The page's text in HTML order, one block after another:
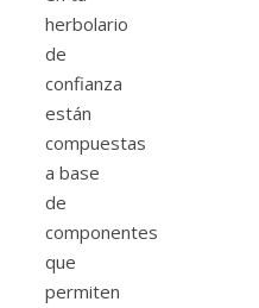
herbolario
de
confianza
están
compuestas
a base
de
componentes
que
permiten